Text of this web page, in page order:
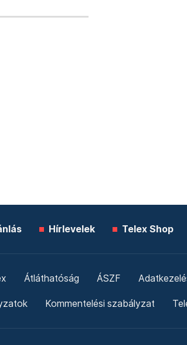
Hírlevelek Telex Shop
Átláthatóság ÁSZF
Kommentelési szabályzat